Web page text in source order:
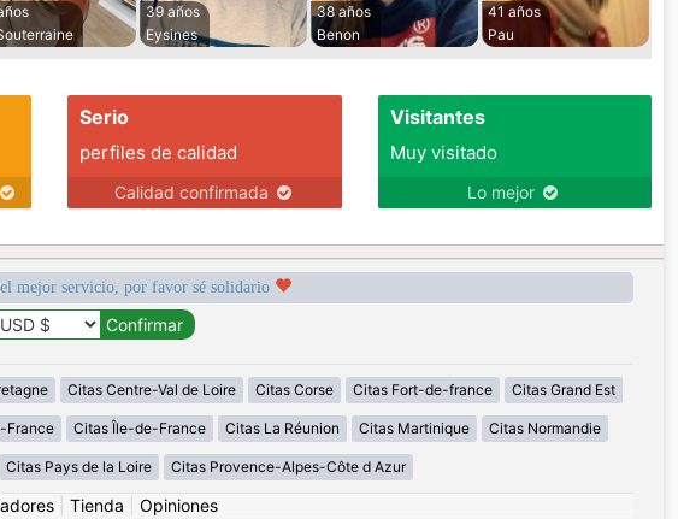
39 años
Eysines
38 años
Benon
41 años
Pau
Serio
perfiles de calidad
Calidad confirmada
Visitantes
Muy visitado
Lo mejor
mejor servicio, por favor sé solidario
Citas Centre-Val de Loire Citas Corse Citas Fort-de-france Citas Grand Est
France Citas Île-de-France Citas La Réunion Citas Martinique Citas Normandie
Citas Pays de la Loire Citas Provence-Alpes-Côte d Azur
Tienda Opiniones